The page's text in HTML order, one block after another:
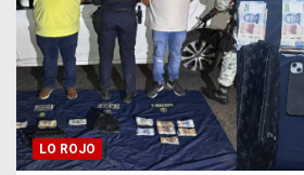
LO ROJO